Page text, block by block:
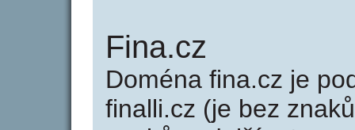
Fina.cz
Doména fina.cz je
finalli.cz (je bez